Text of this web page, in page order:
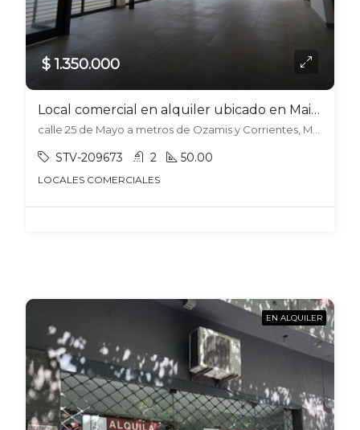
$ 1.350.000
Local comercial en alquiler ubicado en Maipú – Zona Il Mercato – Foresta
calle 25 de Mayo a metros de Ozamis y Corrientes, Maipú, Maipú
STV-209673 2 50.00
LOCALES COMERCIALES
EN ALQUILER